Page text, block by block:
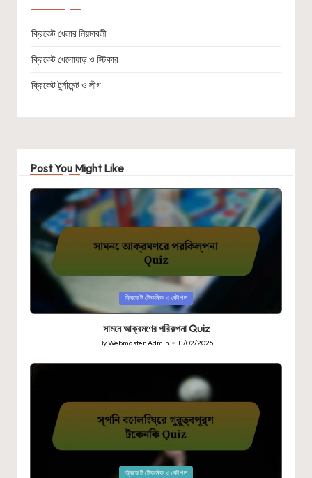
ক্রিকেট খেলার নিয়মাবলী
ক্রিকেট খেলোয়াড় ও স্টিকার
ক্রিকেট টুর্নামেন্ট ও লীগ
Post You Might Like
Posted
in
ক্রিকেট টেকনিক ও কৌশল
সামনে আক্রমণের পরিকল্পনা Quiz
Posted
by
ByWebmaster Admin 11/02/2025
ক্রিকেট টেকনিক ও কৌশল